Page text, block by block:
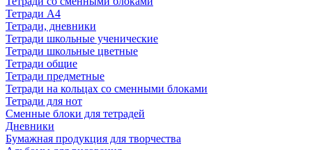
Тетради А4
Тетради, дневники
Тетради школьные ученические
Тетради школьные цветные
Тетради общие
Тетради предметные
Тетради на кольцах со сменными блоками
Тетради для нот
Сменные блоки для тетрадей
Дневники
Бумажная продукция для творчества